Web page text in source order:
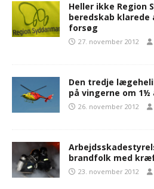
Heller ikke Region
beredskab
forsøg
27. november 2012
Den tredje
på vingerne om 1½
26. november 2012
brandfolk med
23. november 2012